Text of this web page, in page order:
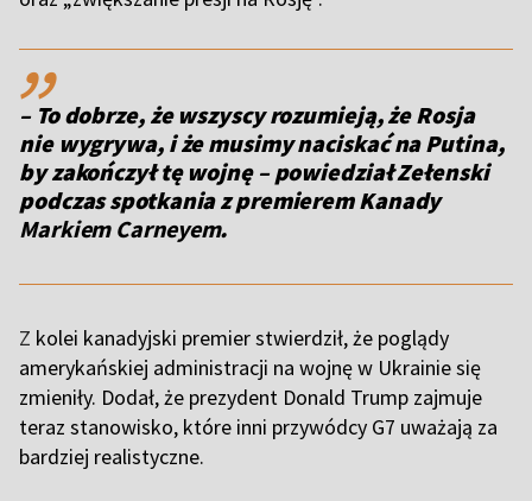
,,
– To dobrze, że wszyscy rozumieją, że Rosja
nie wygrywa, i że musimy naciskać na Putina,
by zakończył tę wojnę – powiedział Zełenski
podczas spotkania z premierem Kanady
Markiem Carneyem.
Z kolei kanadyjski premier stwierdził, że poglądy
amerykańskiej administracji na wojnę w Ukrainie się
zmieniły. Dodał, że prezydent Donald Trump zajmuje
teraz stanowisko, które inni przywódcy G7 uważają za
bardziej realistyczne.